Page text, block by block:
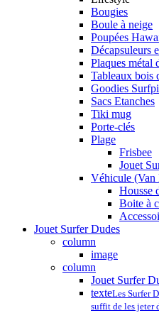
Bougies
Boule à neige
Poupées
Décapsuleurs
Plaques métal
Tableaux bois
Goodies
Sacs Etanches
Tiki mug
Porte-clés
Plage
Frisbee
Jouet
Véhicule
Housse
Boite à
Jouet Surfer Dudes
column
image
column
Jouet Surfer
texteLes Surfer
suffit de les jeter